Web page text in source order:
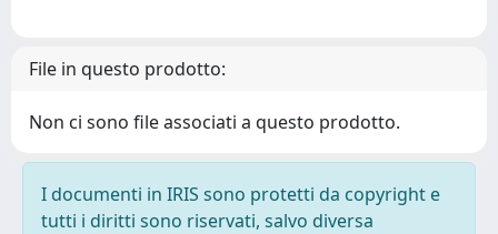
File in questo prodotto:
Non ci sono file associati a questo prodotto.
I documenti in IRIS sono protetti da copyright e
tutti i diritti sono riservati, salvo diversa